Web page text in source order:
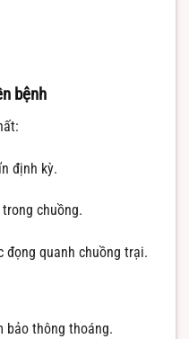
bệnh
định kỳ.
chuồng.
đọng quanh chuồng trại.
bảo thông thoáng.